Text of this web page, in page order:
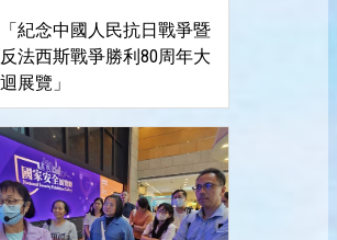
紀念中國人民抗日戰爭暨
法西斯戰爭勝利80周年大
展覽」